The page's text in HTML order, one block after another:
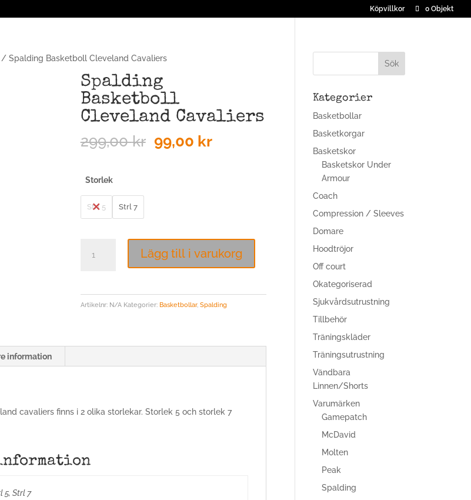
Köpvillkor 0 Objekt
/ Spalding Basketboll Cleveland Cavaliers
Spalding
Basketboll
Cleveland Cavaliers
299,00kr Det
ursprungliga
99,00 krDet
Storlek
Strl 5 Strl 7
Basketboll
Lägg till i varukorg
Artikelnr: N/A Kategorier: Basketbollar, Spalding
information
cavaliers finns i 2 olika storlekar. Storlek 5 och storlek 7
5, Strl 7
Kategorier
Basketbollar
Basketkorgar
Basketskor
Basketskor Under
Armour
Coach
Compression / Sleeves
Domare
Hoodtröjor
Off court
Okategoriserad
Sjukvårdsutrustning
Tillbehör
Träningskläder
Träningsutrustning
Vändbara
Linnen/Shorts
Varumärken
Gamepatch
McDavid
Molten
Peak
Spalding